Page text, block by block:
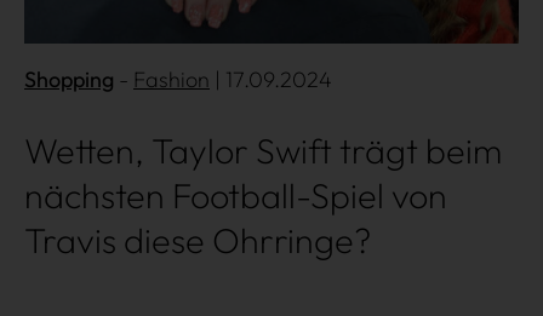
Shopping Fashion | 17.09.2024
Wetten, Taylor Swift trägt beim
nächsten Football-Spiel von
Travis diese Ohrringe?